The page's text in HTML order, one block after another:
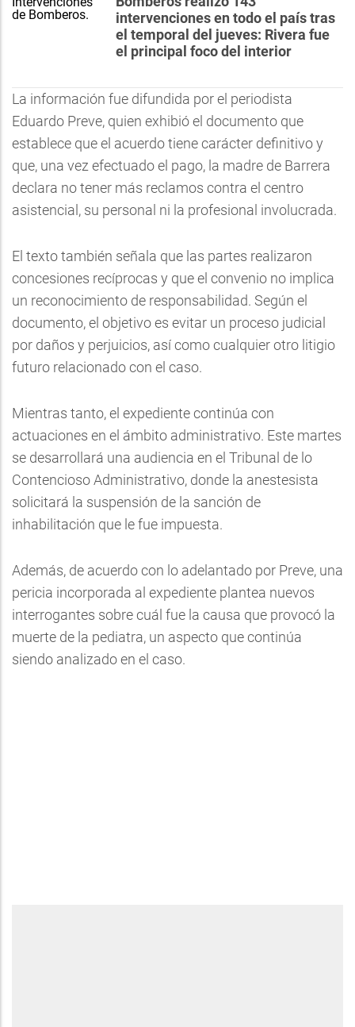
intervenciones en todo el país tras
el temporal del jueves: Rivera fue
el principal foco del interior
La información fue difundida por el periodista
Eduardo Preve, quien exhibió el documento que
establece que el acuerdo tiene carácter definitivo y
que, una vez efectuado el pago, la madre de Barrera
declara no tener más reclamos contra el centro
asistencial, su personal ni la profesional involucrada.
El texto también señala que las partes realizaron
concesiones recíprocas y que el convenio no implica
un reconocimiento de responsabilidad. Según el
documento, el objetivo es evitar un proceso judicial
por daños y perjuicios, así como cualquier otro litigio
futuro relacionado con el caso.
Mientras tanto, el expediente continúa con
actuaciones en el ámbito administrativo. Este martes
se desarrollará una audiencia en el Tribunal de lo
Contencioso Administrativo, donde la anestesista
solicitará la suspensión de la sanción de
inhabilitación que le fue impuesta.
Además, de acuerdo con lo adelantado por Preve, una
pericia incorporada al expediente plantea nuevos
interrogantes sobre cuál fue la causa que provocó la
muerte de la pediatra, un aspecto que continúa
siendo analizado en el caso.